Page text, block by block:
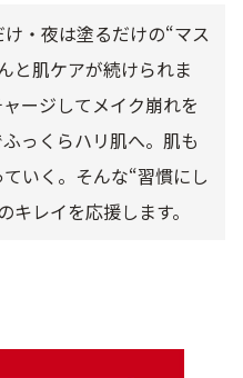
・夜は塗るだけの“マス
と肌ケアが続けられま
ージしてメイク崩れを
っくらハリ肌へ。肌も
いく。そんな“習慣にし
レイを応援します。